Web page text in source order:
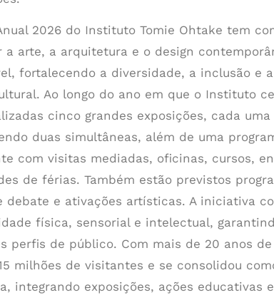
2026 do Instituto Tomie Ohtake tem
a arte, a arquitetura e o design
fortalecendo a diversidade, a inclusão e
Ao longo do ano em que o Instituto
cinco grandes exposições, cada
duas simultâneas, além de uma
com visitas mediadas, oficinas, cursos,
de férias. Também estão previstos
debate e ativações artísticas. A iniciativa
física, sensorial e intelectual,
perfis de público. Com mais de 20 anos
milhões de visitantes e se consolidou
integrando exposições, ações educativas